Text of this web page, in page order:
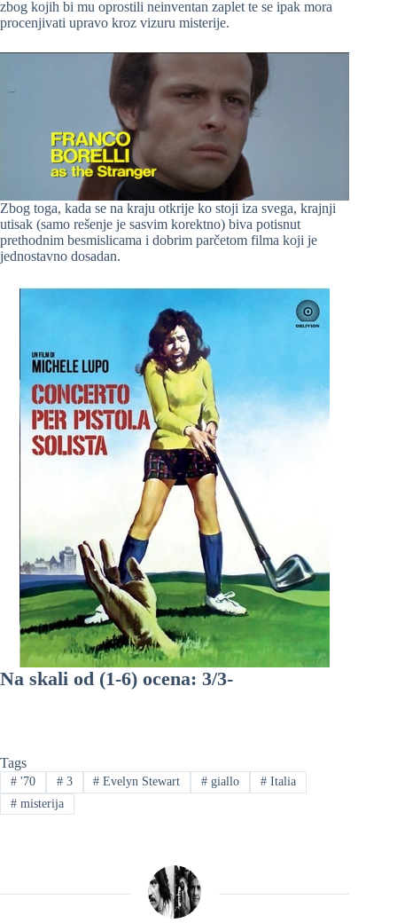
zbog kojih bi mu oprostili neinventan zaplet te se ipak mora
procenjivati upravo kroz vizuru misterije.
Zbog toga, kada se na kraju otkrije ko stoji iza svega, krajnji
utisak (samo rešenje je sasvim korektno) biva potisnut
prethodnim besmislicama i dobrim parčetom filma koji je
jednostavno dosadan.
Na skali od (1-6) ocena: 3/3-
Tags
#'70 #3 # Evelyn Stewart # giallo # Italia
#misterija